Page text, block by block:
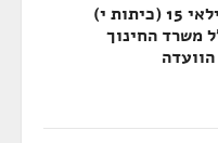
הארכת חוק לימוד חובה על גילאי 15 (כיתות י)
משרד החינוך